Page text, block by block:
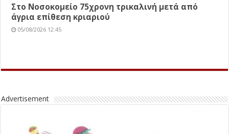
Στο Νοσοκομείο 75χρονη τρικαλινή μετά από
άγρια επίθεση κριαριού
05/08/2026 12:45
Advertisement